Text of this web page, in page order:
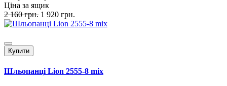
Ціна за ящик
2 160 грн. 1 920 грн.
Купити
Шльопанці Lion 2555-8 mix